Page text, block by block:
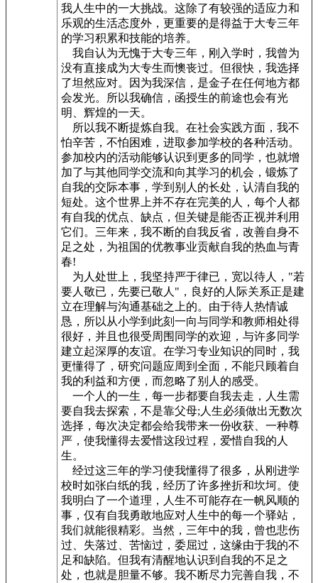
我人生中的一大挑战。这除了有较强的适应力和
乐观的生活态度外，更重要的是得益于大专三年
的学习积累和技能的培养。
我自认为无愧于大专三年，刚入学时，我曾为
没有直接成为大专生而懊丧过。但很快，我选择
了坦然应对。因为我深信，是金子在任何地方都
会发光。所以我确信，函授生的前途也会有光
明、辉煌的一天。
所以我不断提炼自我。在社会实践方面，我不
怕辛苦，不怕困难，进取参加学校的各种活动。
参加校内的活动能够认识到更多的同学，也就增
加了与其他同学交流和向其学习的机会，锻炼了
自我的交际本事，学到别人的长处，认清自我的
短处。这个世界上并不存在完美的人，每个人都
有自我的优点、缺点，但关键是能否正视并利用
它们。三年来，我不断的自我反省，改善自身不
足之处，为祖国的优教事业贡献自我的热血与青
春!
为人处世上，我坚持严于律已，宽以待人，"若
要人敬已，先要已敬人"，良好的人际关系正是建
立在理解与沟通基础之上的。由于待人热情诚
恳，所以从小学到此刻一向与同学和教师相处得
很好，并且也很受周围同学的欢迎，与许多同学
建立起深厚的友谊。在学习专业知识的同时，我
更懂得了，研究问题应周到全面，不能只顾着自
我的利益和方便，而忽略了别人的感受。
一个人的一生，每一步都要自我去走，人生需
要自我去探索，不是靠父母;人生必须做出无数次
选择，每次决定都会给我带来一份收获、一种尊
严，使我懂得去爱惜这段过程，爱惜自我的人
生。
经过这三年的学习使我懂得了很多，从刚进学
校时如张白纸的我，经历了许多挫折和坎坷。使
我明白了一个道理，人生不可能存在一帆风顺的
事，仅有自我勇敢地应对人生中的每一个驿站，
我们就能很精彩。当然，三年中的我，曾也悲伤
过、失落过、苦恼过，委屈过，这缘由于我的不
足和缺陷。但我有清醒地认识到自我的不足之
处，也就是胆量不够。我不断尽力完善自我，不